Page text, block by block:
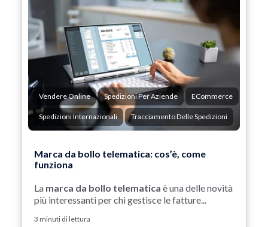
Vendere Online Spedizioni Per Aziende ECommerce
Spedizioni Internazionali Tracciamento Delle Spedizioni
Marca da bollo telematica: cos’è, come
funziona
La marca da bollo telematica è una delle novità
più interessanti per chi gestisce le fatture...
3 minuti di lettura